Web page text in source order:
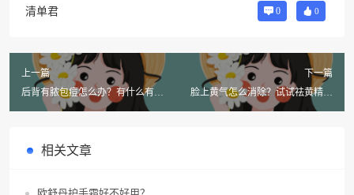
清单君 0 0
上一篇
后背有脓包痘怎么办？有什么有效
方法？
下一篇
脸上黄气怎么消除？试试祛黄精华
液！
相关文章